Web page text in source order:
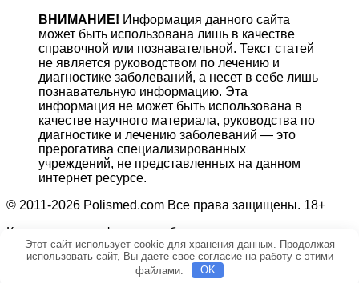
ВНИМАНИЕ! Информация данного сайта
может быть использована лишь в качестве
справочной или познавательной. Текст статей
не является руководством по лечению и
диагностике заболеваний, а несет в себе лишь
познавательную информацию. Эта
информация не может быть использована в
качестве научного материала, руководства по
диагностике и лечению заболеваний — это
прерогатива специализированных
учреждений, не представленных на данном
интернет ресурсе.
© 2011-2026 Polismed.com Все права защищены. 18+
Копирование информации без гиперссылки на источник
запрещено.
Этот сайт использует cookie для хранения данных. Продолжая
использовать сайт, Вы даете свое согласие на работу с этими
файлами.
OK